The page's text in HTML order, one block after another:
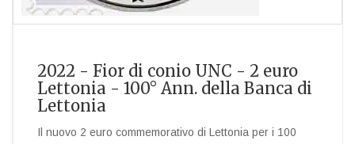
2022 - Fior di conio UNC - 2 euro
Lettonia - 100° Ann. della Banca di
Lettonia
Il nuovo 2 euro commemorativo di Lettonia per i 100